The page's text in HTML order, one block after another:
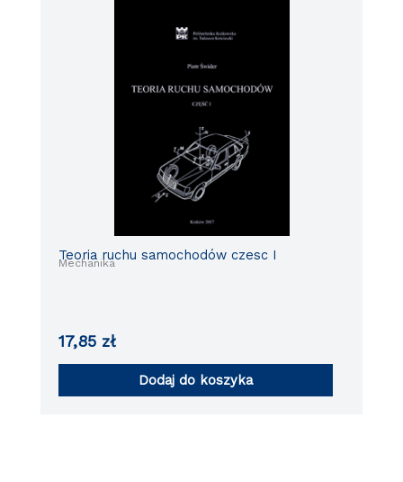
Mechanika
Teoria ruchu samochodów czesc I
17,85 zł
Dodaj do koszyka